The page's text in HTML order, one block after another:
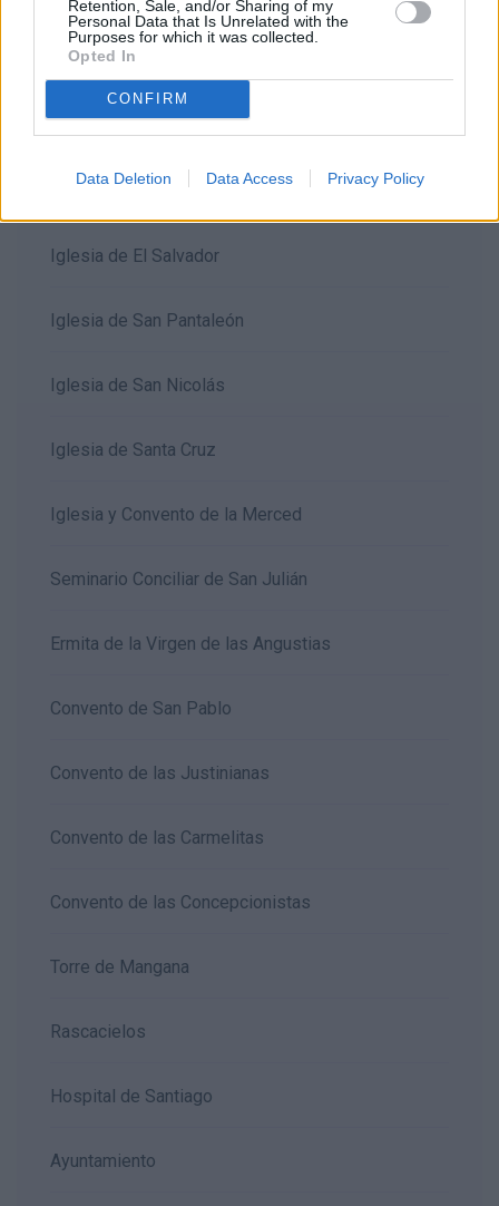
Retention, Sale, and/or Sharing of my
Personal Data that Is Unrelated with the
Purposes for which it was collected.
Opted In
CONFIRM
Data Deletion Data Access Privacy Policy
Iglesia de San Pedro
Iglesia de San Andrés
Iglesia de San Miguel
Iglesia de El Salvador
Iglesia de San Pantaleón
Iglesia de San Nicolás
Iglesia de Santa Cruz
Iglesia y Convento de la Merced
Seminario Conciliar de San Julián
Ermita de la Virgen de las Angustias
Convento de San Pablo
Convento de las Justinianas
Convento de las Carmelitas
Convento de las Concepcionistas
Torre de Mangana
Rascacielos
Hospital de Santiago
Ayuntamiento